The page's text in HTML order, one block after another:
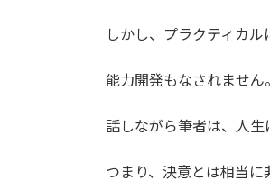
しかし、プラクティカ
能力開発もなされません。
話しながら筆者は、人
つまり、決意とは相当に